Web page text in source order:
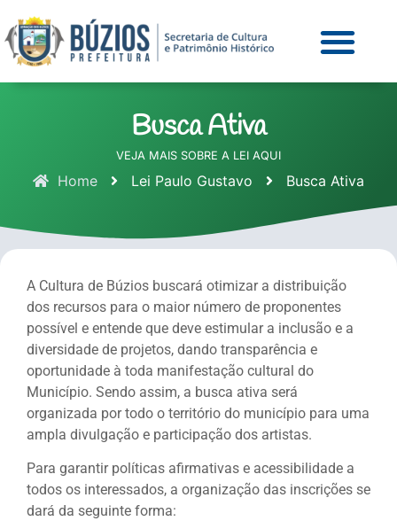
Busca Ativa
VEJA MAIS SOBRE A LEI AQUI
Home Lei Paulo Gustavo Busca Ativa
A Cultura de Búzios buscará otimizar a distribuição
dos recursos para o maior número de proponentes
possível e entende que deve estimular a inclusão e a
diversidade de projetos, dando transparência e
oportunidade à toda manifestação cultural do
Município. Sendo assim, a busca ativa será
organizada por todo o território do município para uma
ampla divulgação e participação dos artistas.
Para garantir políticas afirmativas e acessibilidade a
todos os interessados, a organização das inscrições se
dará da seguinte forma: